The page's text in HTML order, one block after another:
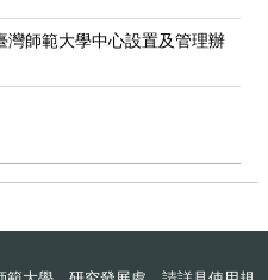
灣師範大學中心設置及管理辦